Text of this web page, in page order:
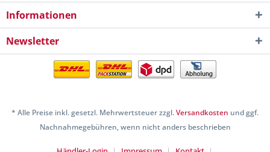
Informationen
Newsletter
* Alle Preise inkl. gesetzl. Mehrwertsteuer zzgl.Versandkosten und ggf.
Nachnahmegebühren, wenn nicht anders beschrieben